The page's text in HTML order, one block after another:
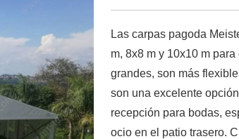
Las carpas pagoda
m, 8x8 m y 10x10 m
grandes, son más
son una excelente
recepción para bodas,
ocio en el patio trasero.